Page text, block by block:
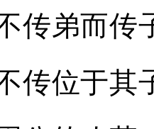
传弟而传
传位于其